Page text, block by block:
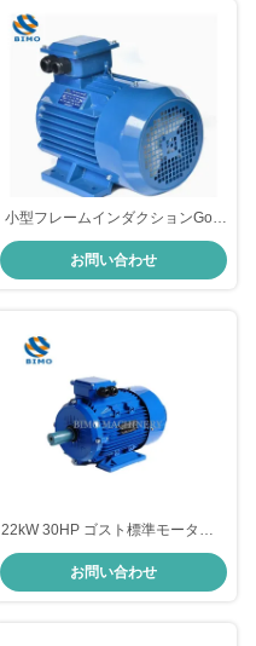
小型フレームインダクションGost
標準モーター 380V IP55アシンク
ロンAC電動モーター
お問い合わせ
22kW 30HP ゴスト標準モーター 3
相インダクションアシンクロンモ
ーター
お問い合わせ